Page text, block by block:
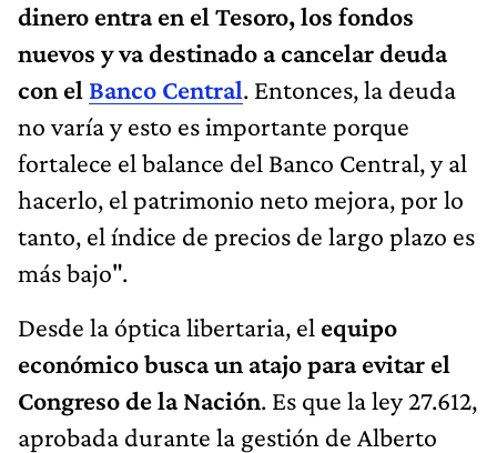
dinero entra en el Tesoro, los fondos
nuevos y va destinado a cancelar deuda
con el Banco Central. Entonces, la deuda
no varía y esto es importante porque
fortalece el balance del Banco Central, y al
hacerlo, el patrimonio neto mejora, por lo
tanto, el índice de precios de largo plazo es
más bajo".
Desde la óptica libertaria, el equipo
económico busca un atajo para evitar el
Congreso de la Nación. Es que la ley 27.612,
aprobada durante la gestión de Alberto